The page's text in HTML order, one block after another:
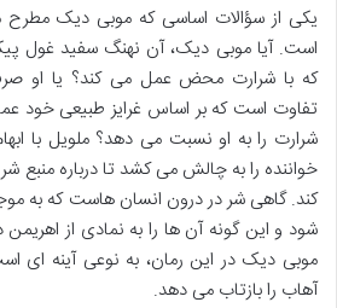
یکی از سؤالات اساسی که موبی دیک
است. آیا موبی دیک، آن نهنگ سفید غول
که با شرارت محض عمل می کند؟ یا او
تفاوت است که بر اساس غرایز طبیعی خود
شرارت را به او نسبت می دهد؟ ملویل با
خواننده را به چالش می کشد تا درباره منبع
کند. گاهی شر در درون انسان هاست که به
شود و این گونه آن ها را به نمادی از
موبی دیک در این رمان، به نوعی آینه ای
آهاب را بازتاب می دهد.